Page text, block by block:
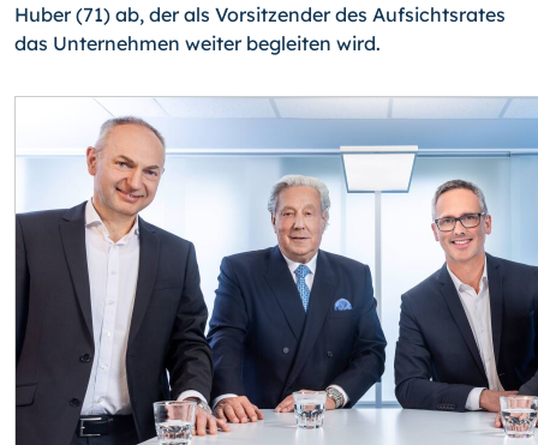
Huber (71) ab, der als Vorsitzender des Aufsichtsrates
das Unternehmen weiter begleiten wird.